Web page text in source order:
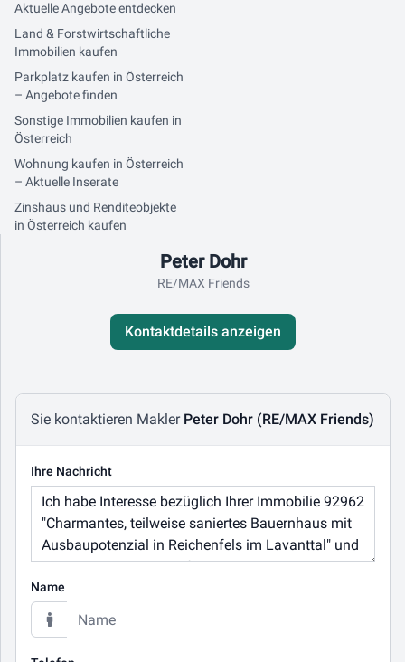
Aktuelle Angebote entdecken
Land & Forstwirtschaftliche
Immobilien kaufen
Parkplatz kaufen in Österreich
– Angebote finden
Sonstige Immobilien kaufen in
Österreich
Wohnung kaufen in Österreich
– Aktuelle Inserate
Zinshaus und Renditeobjekte
in Österreich kaufen
Peter Dohr
RE/MAX Friends
Kontaktdetails anzeigen
Nachricht schreiben
Sie kontaktieren Makler Peter Dohr (RE/MAX Friends)
Ihre Nachricht
Name